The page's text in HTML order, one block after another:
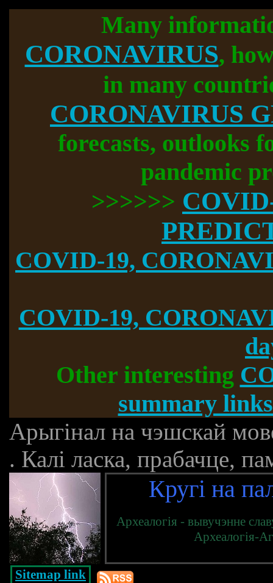
Many
CORONAVIRUS,
in many
CORONAVIRUS
forecasts, outlooks
pandemic
>>>>>>
COVID-19,
COVID-19,
Other interesting
summary
Арыгінал на чэшскай
. Калі ласка, прабачце,
Кругі на
Археалогія - вывучэнне
Археалогія-
Sitemap link